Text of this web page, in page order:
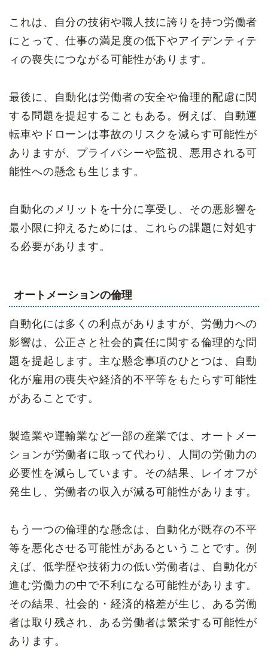
これは、自分の技術や職人技に誇りを持つ労働者
にとって、仕事の満足度の低下やアイデンティテ
ィの喪失につながる可能性があります。
最後に、自動化は労働者の安全や倫理的配慮に関
する問題を提起することもある。例えば、自動運
転車やドローンは事故のリスクを減らす可能性が
ありますが、プライバシーや監視、悪用される可
能性への懸念も生じます。
自動化のメリットを十分に享受し、その悪影響を
最小限に抑えるためには、これらの課題に対処す
る必要があります。
オートメーションの倫理
自動化には多くの利点がありますが、労働力への
影響は、公正さと社会的責任に関する倫理的な問
題を提起します。主な懸念事項のひとつは、自動
化が雇用の喪失や経済的不平等をもたらす可能性
があることです。
製造業や運輸業など一部の産業では、オートメー
ションが労働者に取って代わり、人間の労働力の
必要性を減らしています。その結果、レイオフが
発生し、労働者の収入が減る可能性があります。
もう一つの倫理的な懸念は、自動化が既存の不平
等を悪化させる可能性があるということです。例
えば、低学歴や技術力の低い労働者は、自動化が
進む労働力の中で不利になる可能性があります。
その結果、社会的・経済的格差が生じ、ある労働
者は取り残され、ある労働者は繁栄する可能性が
あります。